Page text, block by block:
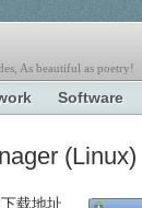
As beautiful as poetry!
Software
载地址